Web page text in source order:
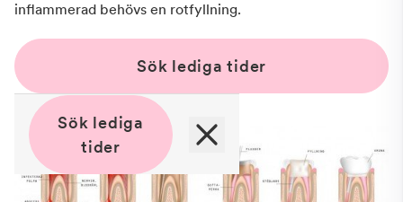
inflammerad behövs en rotfyllning.
Sök lediga tider
Sök lediga
tider